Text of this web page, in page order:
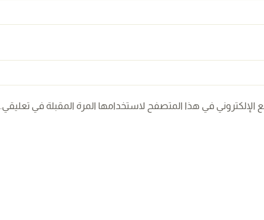
الإلكتروني في هذا المتصفح لاستخدامها المرة المقبلة في تعليقي.